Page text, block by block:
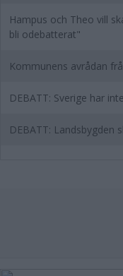
Hampus och Theo vill
bli odebatterat"
Kommunens avrådan
DEBATT: Sverige har
DEBATT: Landsbygden